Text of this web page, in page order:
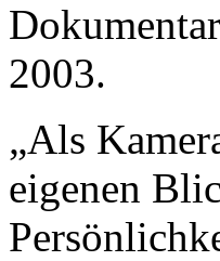
2003.
„Als
eigenen